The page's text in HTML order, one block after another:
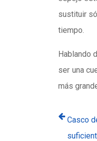
sustituir
tiempo.
Hablando
ser una
más
Casco